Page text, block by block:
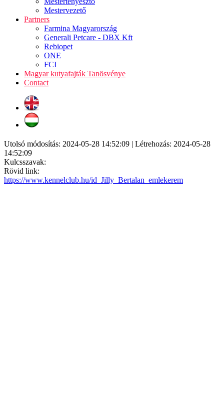
Mestervezető
Partners
Farmina Magyarország
Generali Petcare - DBX Kft
Rebiopet
ONE
FCI
Magyar kutyafajták Tanösvénye
Contact
Utolsó módosítás: 2024-05-28 14:52:09 | Létrehozás: 2024-05-28
14:52:09
Kulcsszavak:
Rövid link:
https://www.kennelclub.hu/id_Jilly_Bertalan_emlekerem